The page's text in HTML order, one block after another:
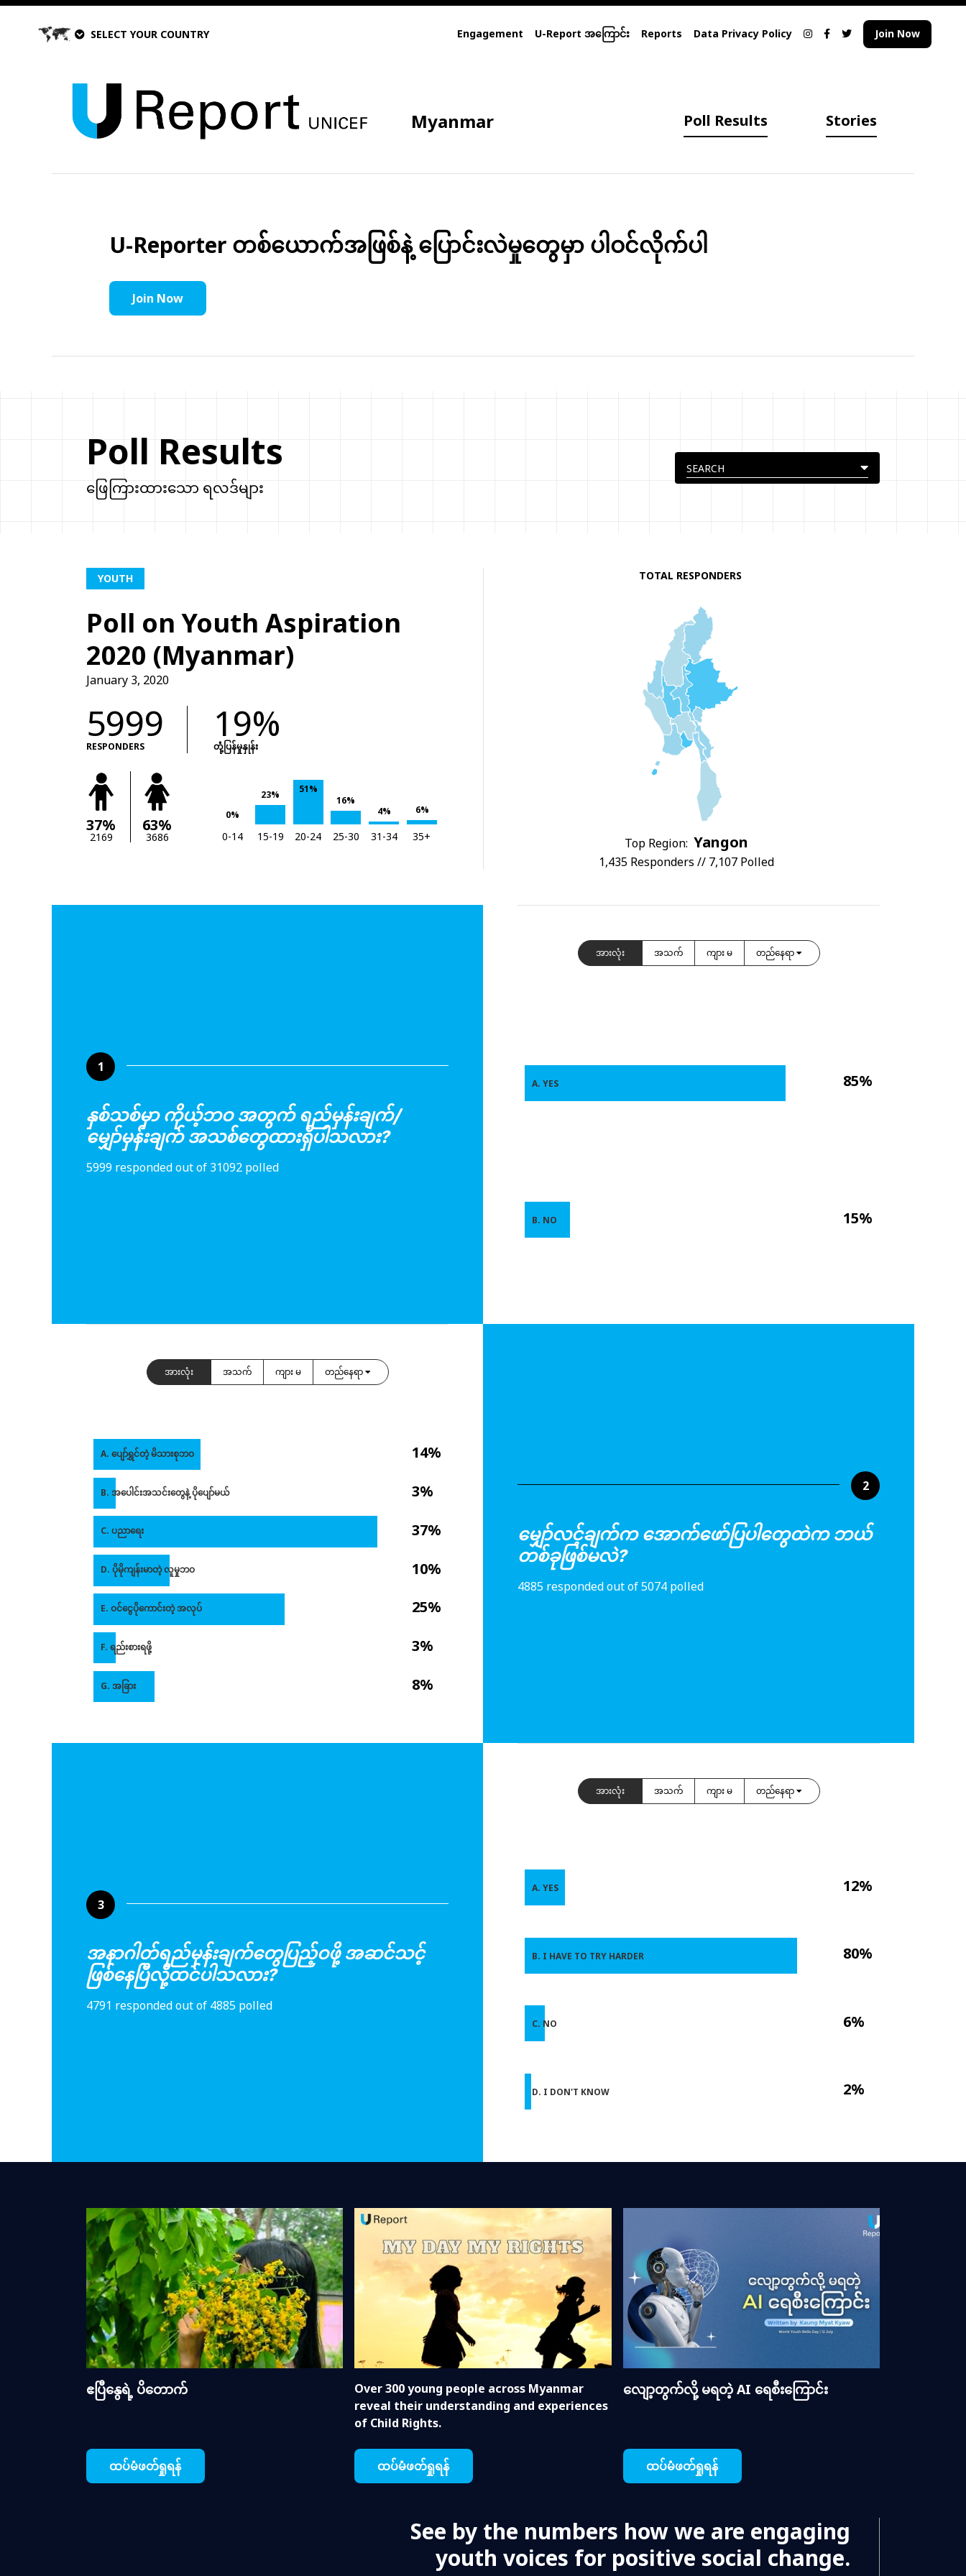
SELECT YOUR COUNTRY Engagement U-Report အကြောင်း Reports Data Privacy Policy Join Now
Myanmar Poll Results Stories
U-Reporter တစ်ယောက်အဖြစ်နဲ့ ပြောင်းလဲမှုတွေမှာ ပါဝင်လိုက်ပါ
Join Now
Poll Results
ဖြေကြားထားသော ရလဒ်များ
YOUTH
Poll on Youth Aspiration
2020 (Myanmar)
January 3, 2020
5999
RESPONDERS
19%
တုံံ့ပြန်မှုနှုန်း
37%
2169
63%
3686
0%
23%
51%
16%
4%
6%
0-14 15-19 20-24 25-30 31-34 35+
TOTAL RESPONDERS
Top Region: Yangon
1,435 Responders // 7,107 Polled
1
နှစ်သစ်မှာ ကိုယ့်ဘဝ အတွက် ရည်မှန်းချက်/
မျှော်မှန်းချက် အသစ်တွေထားရှိပါသလား?
5999 responded out of 31092 polled
အားလုံး အသက် ကျား မ တည်နေရာ
85%
15%
A. YES
B. NO
2
မျှော်လင့်ချက်က အောက်ဖော်ပြပါတွေထဲက ဘယ်
တစ်ခုဖြစ်မလဲ?
4885 responded out of 5074 polled
အားလုံး အသက် ကျား မ တည်နေရာ
14%
3%
37%
10%
25%
3%
8%
A. ပျော်ရွှင်တဲ့ မိသားစုဘဝ
B. အပေါင်းအသင်းတွေနဲ့ ပိုပျော်မယ်
C. ပညာရေး
D. ပိုမိုကျန်းမာတဲ့ လူမှုဘဝ
E. ဝင်ငွေပိုကောင်းတဲ့ အလုပ်
F. ရည်းစားရဖို့
G. အခြား
3
အနာဂါတ်ရည်မှန်းချက်တွေပြည့်ဝဖို့ အဆင်သင့်
ဖြစ်နေပြီလို့ထင်ပါသလား?
4791 responded out of 4885 polled
အားလုံး အသက် ကျား မ တည်နေရာ
12%
80%
6%
2%
A. YES
B. I HAVE TO TRY HARDER
C. NO
D. I DON'T KNOW
ဧပြီနွေရဲ့ ပိတောက်
ထပ်မံဖတ်ရှုရန်
Over 300 young people across Myanmar
reveal their understanding and experiences
of Child Rights.
ထပ်မံဖတ်ရှုရန်
လျော့တွက်လို့ မရတဲ့ AI ရေစီးကြောင်း
ထပ်မံဖတ်ရှုရန်
See by the numbers how we are engaging
youth voices for positive social change.